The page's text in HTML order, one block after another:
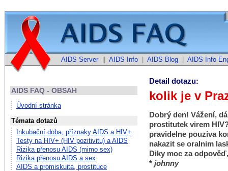
AIDS Server AIDS Info AIDS Blog AIDS Info
AIDS FAQ - OBSAH
Úvodní stránka
Témata dotazů
Inkubační doba, příznaky AIDS a HIV+
Testy na HIV+ (HIV pozitivitu) a AIDS
Rizika přenosu AIDS (mimo sex)
Rizika přenosu AIDS a sex
AIDS a promiskuita, prostituce
Detail dotazu:
kolik je v
Dobrý den! Vážení,
prostitutek virem
pravidelne pouziva
nakazit se oralnim
Diky moc za
* johnny